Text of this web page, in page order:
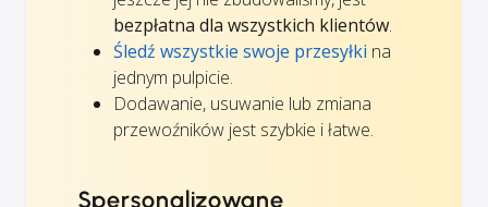
bezpłatna dla wszystkich klientów.
Śledź wszystkie swoje przesyłki na
jednym pulpicie.
Dodawanie, usuwanie lub zmiana
przewoźników jest szybkie i łatwe.
Spersonalizowane